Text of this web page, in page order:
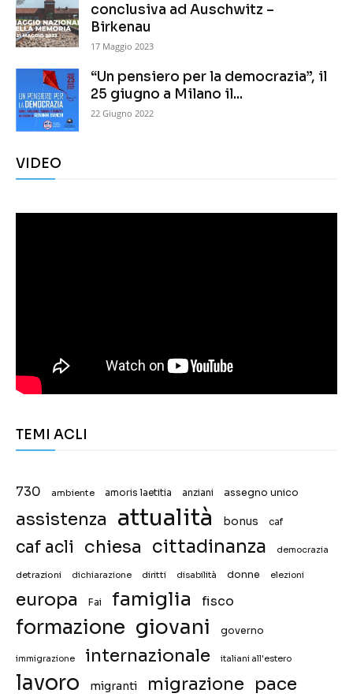
conclusiva ad Auschwitz –
Birkenau
17 Maggio 2023
“Un pensiero per la democrazia”, il
25 giugno a Milano il...
22 Giugno 2022
VIDEO
TEMI ACLI
730 ambiente amoris laetitia anziani assegno unico
assistenza attualità bonus caf
caf acli chiesa cittadinanza democrazia
detrazioni dichiarazione diritti disabilità donne elezioni
europa Fai famiglia fisco
formazione giovani governo
immigrazione internazionale italiani all'estero
lavoro migranti migrazione pace